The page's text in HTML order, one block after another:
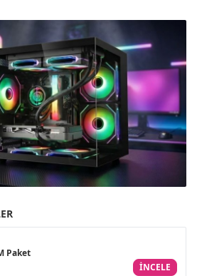
Paket
INCELE